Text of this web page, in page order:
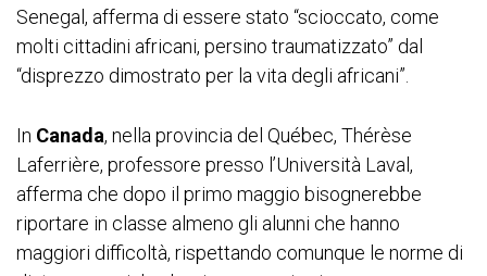
Senegal, afferma di essere stato “scioccato, come
molti cittadini africani, persino traumatizzato” dal
“disprezzo dimostrato per la vita degli africani”.
In Canada, nella provincia del Québec, Thérèse
Laferrière, professore presso l’Università Laval,
afferma che dopo il primo maggio bisognerebbe
riportare in classe almeno gli alunni che hanno
maggiori difficoltà, rispettando comunque le norme di